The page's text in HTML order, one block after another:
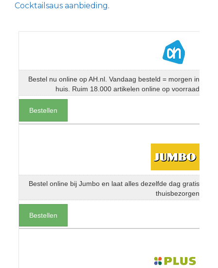
Cocktailsaus aanbieding.
Bestel nu online op AH.nl. Vandaag besteld = morgen in
huis. Ruim 18.000 artikelen online op voorraad
Bestellen
Bestel online bij Jumbo en laat alles dezelfde dag gratis
thuisbezorgen
Bestellen